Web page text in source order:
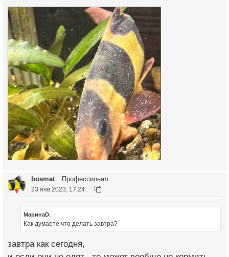
bosmat Профессионал
23 янв 2023, 17:24
МаринаD.
Как думаете что делать завтра?
завтра как сегодня,